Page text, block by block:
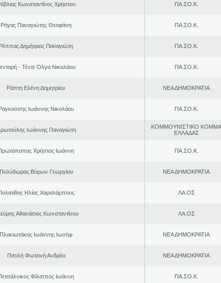
Κωνσταντίνος Χρήστου ΠΑ.ΣΟ.Κ.
Ρήγας Παναγιώτης Θεοφάνη ΠΑ.ΣΟ.Κ.
Ρέππας Δημήτριος Παναγιώτη ΠΑ.ΣΟ.Κ.
- Τέντε Όλγα Νικολάου ΠΑ.ΣΟ.Κ.
Ράπτη Ελένη Δημητρίου ΝΕΑ ΔΗΜΟΚΡΑΤΙΑ
Ιωάννης Νικολάου ΠΑ.ΣΟ.Κ.
Ιωάννης Παναγιώτη
ΚΟΜΜΟΥΝΙΣΤΙΚΟ ΚΟΜΜΑ
ΕΛΛΑΔΑΣ
Χρήστος Ιωάννη ΠΑ.ΣΟ.Κ.
Πολύδωρας Βύρων Γεωργίου ΝΕΑ ΔΗΜΟΚΡΑΤΙΑ
Ηλίας Χαραλάμπους ΛΑ.ΟΣ
Αθανάσιος Κωνσταντίνου ΛΑ.ΟΣ
Πλακιωτάκης Ιωάννης Ιωσήφ ΝΕΑ ΔΗΜΟΚΡΑΤΙΑ
Πιπιλή Φωτεινή Ανδρέα ΝΕΑ ΔΗΜΟΚΡΑΤΙΑ
Φίλιππος Ιωάννη ΠΑ.ΣΟ.Κ.